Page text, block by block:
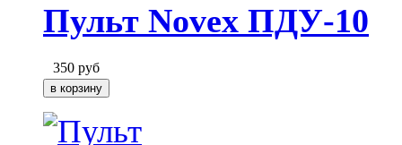
Пульт Novex ПДУ-10
350 руб